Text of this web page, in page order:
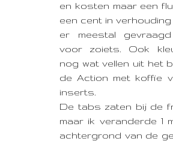
en kosten maar een
een cent in
er meestal
voor zoiets. Ook
nog wat vellen uit het
de Action met koffie
inserts.
De tabs zaten bij de
maar ik veranderde 1
achtergrond van de